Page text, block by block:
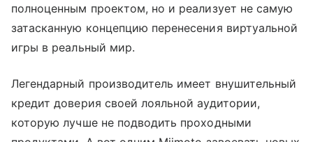
полноценным проектом, но и реализует не самую
затасканную концепцию перенесения виртуальной
игры в реальный мир.
Легендарный производитель имеет внушительный
кредит доверия своей лояльной аудитории,
которую лучше не подводить проходными